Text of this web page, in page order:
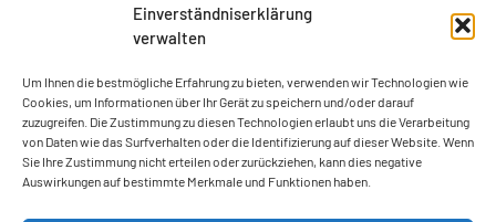
Einverständniserklärung
verwalten
Um Ihnen die bestmögliche Erfahrung zu bieten, verwenden wir Technologien wie
Cookies, um Informationen über Ihr Gerät zu speichern und/oder darauf
zuzugreifen. Die Zustimmung zu diesen Technologien erlaubt uns die Verarbeitung
von Daten wie das Surfverhalten oder die Identifizierung auf dieser Website. Wenn
Sie Ihre Zustimmung nicht erteilen oder zurückziehen, kann dies negative
Auswirkungen auf bestimmte Merkmale und Funktionen haben.
Datenschutzbestimmungen
Nutzungsbedingungen
Cookie-Richtlinie